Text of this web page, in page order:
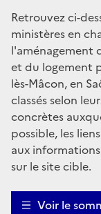
Retrouvez ci-
ministères en
l'aménagement
et du logement
lès-Mâcon, en
classés selon
concrètes
possible, les
aux
sur le site cible.
Voir le